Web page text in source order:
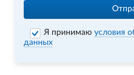
Я принимаюусловия
данных